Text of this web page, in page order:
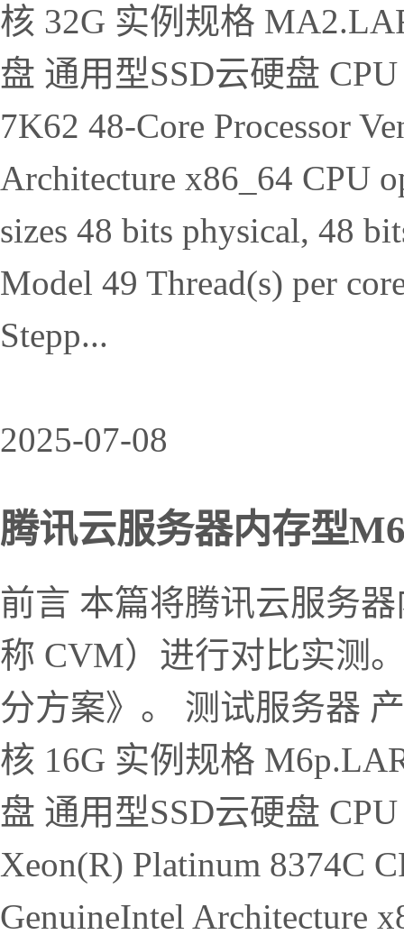
核 32G 实例规格
盘 通用型SSD云硬盘
7K62 48-Core Processor
Architecture x86_64 CPU
sizes 48 bits physical, 48
Model 49 Thread(s) per
Stepp...
2025-07-08
腾讯云服务器内存型
前言 本篇将腾讯云服务
称 CVM）进行对比实测
分方案》。 测试服务器
核 16G 实例规格
盘 通用型SSD云硬盘
Xeon(R) Platinum 8374C
GenuineIntel Architecture